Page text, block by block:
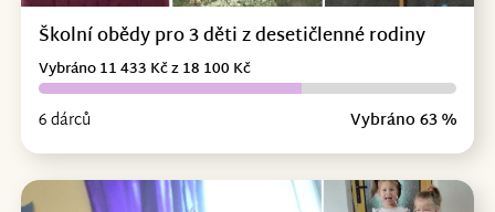
Školní obědy pro 3 děti z desetičlenné rodiny
6 dárců Vybráno 63 %
Vybráno 11 433 Kč z 18 100 Kč